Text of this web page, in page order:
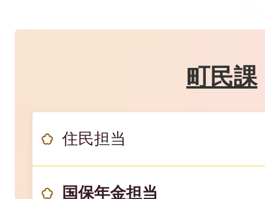
町民課
住民担当
国保年金担当